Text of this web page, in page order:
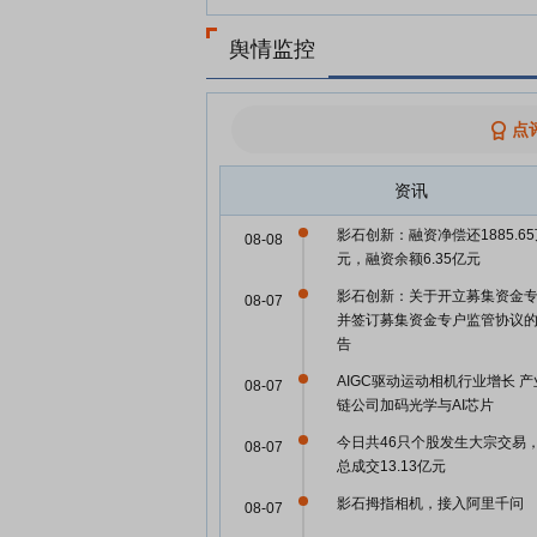
舆情监控
点
资讯
影石创新：融资净偿还1885.65
元，融资余额6.35亿元
08-08
影石创新：关于开立募集资金
并签订募集资金专户监管协议
告
08-07
AIGC驱动运动相机行业增长 产
链公司加码光学与AI芯片
08-07
今日共46只个股发生大宗交易
总成交13.13亿元
08-07
影石拇指相机，接入阿里千问
08-07